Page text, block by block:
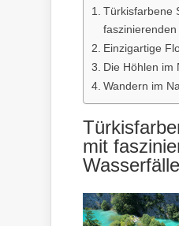
Türkisfarbene
faszinierenden
Einzigartige
Die Höhlen im
Wandern im
mit